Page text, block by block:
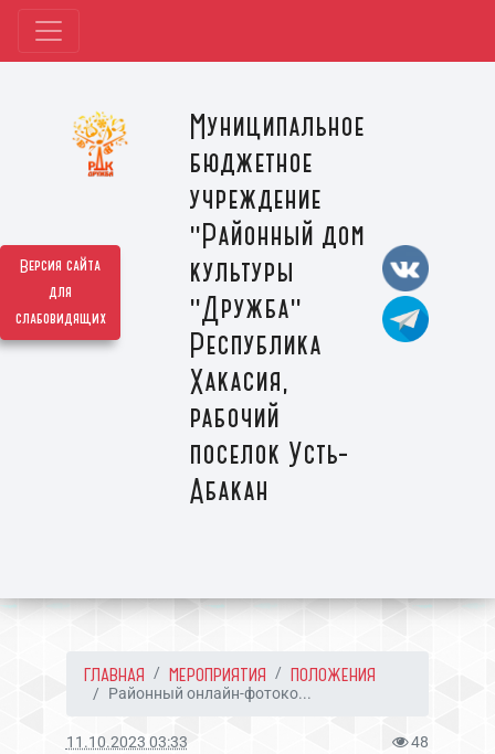
Версия сайта
для
слабовидящих
Муниципальное
бюджетное
учреждение
"Районный дом
культуры
"Дружба"
Республика
Хакасия,
рабочий
поселок Усть-
Абакан
ГЛАВНАЯ МЕРОПРИЯТИЯ ПОЛОЖЕНИЯ
Районный онлайн-фотоко...
11.10.2023 03:33 48